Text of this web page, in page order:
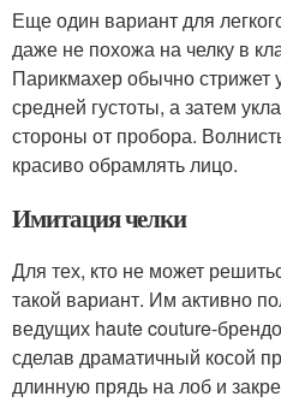
Еще один вариант для
даже не похожа на челку в
Парикмахер обычно стрижет
средней густоты, а затем
стороны от пробора.
красиво обрамлять лицо.
Имитация челки
Для тех, кто не может
такой вариант. Им активно
ведущих haute couture-
сделав драматичный косой
длинную прядь на лоб и